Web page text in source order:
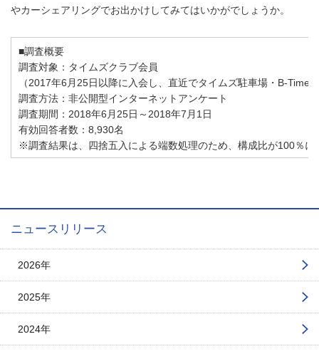
やカーシェアリングでお出かけしてみてはいかがでしょうか。
■調査概要
調査対象：タイムズクラブ会員
（2017年6月25日以降に入会し、直近でタイムズ駐車場・B-
調査方法：非公開型インターネットアンケート
調査期間：2018年6月25日～2018年7月1日
有効回答者数：8,930名
※調査結果は、四捨五入による端数処理のため、構成比が100％に
ニュースリリース
2026年
2025年
2024年